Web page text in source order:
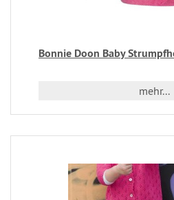
Bonnie Doon Baby
mehr...